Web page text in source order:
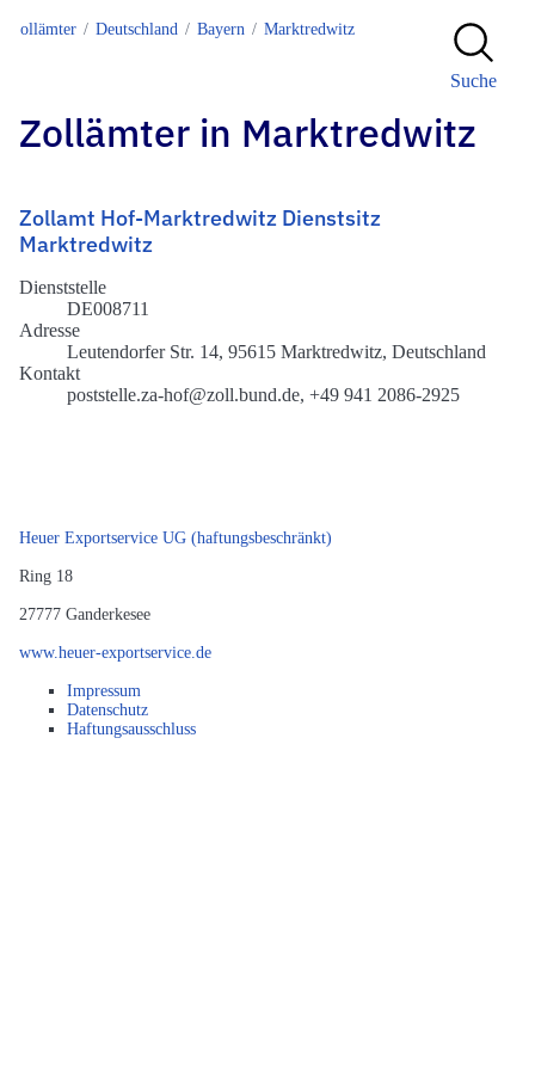
Zollämter Deutschland Bayern Marktredwitz
Suche
Zollämter in Marktredwitz
Zollamt Hof-Marktredwitz Dienstsitz
Marktredwitz
Dienststelle
DE008711
Adresse
Leutendorfer Str. 14, 95615 Marktredwitz, Deutschland
Kontakt
poststelle.za-hof@zoll.bund.de, +49 941 2086-2925
Heuer Exportservice UG (haftungsbeschränkt)
Ring 18
27777 Ganderkesee
www.heuer-exportservice.de
Impressum
Datenschutz
Haftungsausschluss